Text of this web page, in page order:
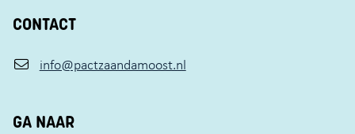
CONTACT
info@pactzaandamoost.nl
GA NAAR